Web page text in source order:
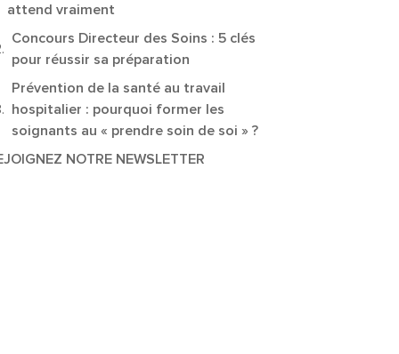
attend vraiment
Concours Directeur des Soins : 5 clés
pour réussir sa préparation
Prévention de la santé au travail
hospitalier : pourquoi former les
soignants au « prendre soin de soi » ?
NOTRE NEWSLETTER